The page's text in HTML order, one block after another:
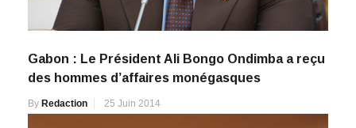
Gabon : Le Président Ali Bongo Ondimba a reçu
des hommes d’affaires monégasques
By Redaction 25 Juin 2014